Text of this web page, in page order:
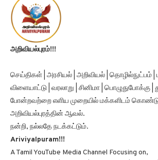
அறிவியல்புரம்!!!
செய்திகள் | அரசியல் | அறிவியல் | தொழில்நுட்பம் |
விளையாட்டு | வரலாறு | சினிமா | பொழுதுபோக்கு |
போன்றவற்றை எளிய முறையில் மக்களிடம்
அறிவியல்புரத்தின் ஆவல்.
நன்றி, நல்லதே நடக்கட்டும்.
Ariviyalpuram!!!
A Tamil YouTube Media Channel Focusing on,